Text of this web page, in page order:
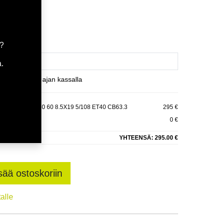
varaamaan ajan kassalla
E40 C63,30 60 8.5X19 5/108 ET40 CB63.3
295 €
0 €
YHTEENSÄ: 295.00 €
ostoskoriin